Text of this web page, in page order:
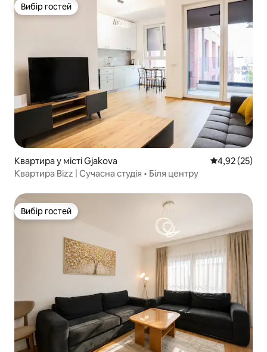
Вибір гостей
Вибір гостей
Квартира у місті Gjakova Середня
4,92 (25)
Квартира Bizz | Сучасна студія • Біля центру
Вибір гостей
Вибір гостей